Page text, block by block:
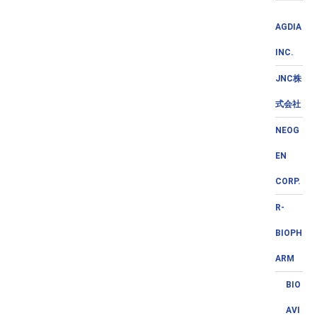
AGDIA
INC.
JNC株
式会社
NEOG
EN
CORP.
R-
BIOPH
ARM
BIO
AVI